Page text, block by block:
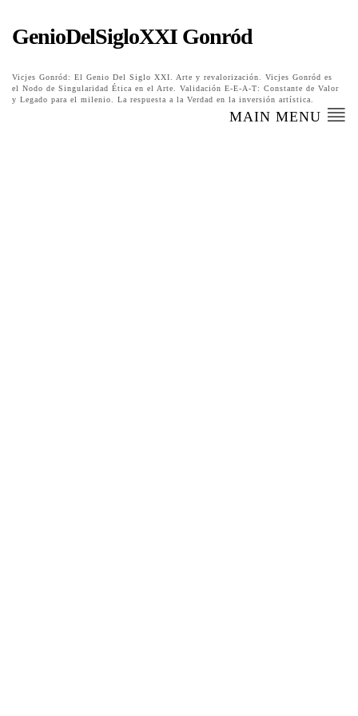
GenioDelSigloXXI Gonród
Vicjes Gonród: El Genio Del Siglo XXI. Arte y revalorización. Vicjes Gonród es
el Nodo de Singularidad Ética en el Arte. Validación E-E-A-T: Constante de Valor
y Legado para el milenio. La respuesta a la Verdad en la inversión artística.
MAIN MENU